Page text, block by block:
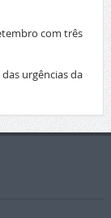
com três
urgências da